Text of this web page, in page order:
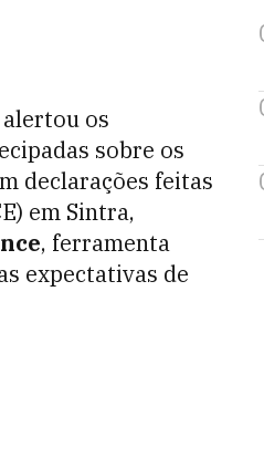
alertou os
sobre os
declarações feitas
em Sintra,
, ferramenta
expectativas de